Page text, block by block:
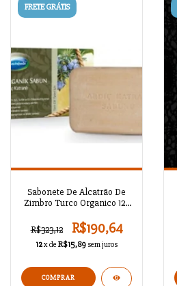
FRETE GRÁTIS
Sabonete De Alcatrão De
Zimbro Turco Organico 125
R$323,12
R$190,64
12x de R$15,89 sem juros